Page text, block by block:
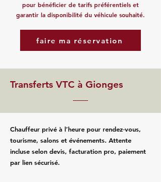
pour bénéficier de tarifs préférentiels et
garantir la disponibilité du véhicule souhaité.
faire ma réservation
Transferts VTC à Gionges
Chauffeur privé à l’heure pour rendez‑vous,
tourisme, salons et événements. Attente
incluse selon devis, facturation pro, paiement
par lien sécurisé.